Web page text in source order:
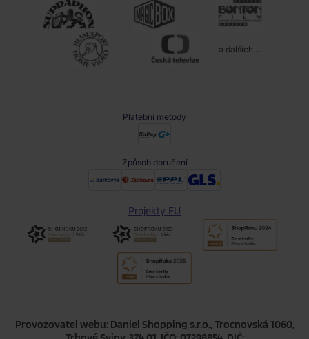
a dalších ...
Platební metody
Způsob doručení
Projekty EU
Provozovatel webu: Daniel Shopping s.r.o., Trocnovská 1060,